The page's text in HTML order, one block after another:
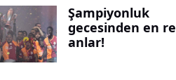
Şampiyonluk
gecesinden en
anlar!